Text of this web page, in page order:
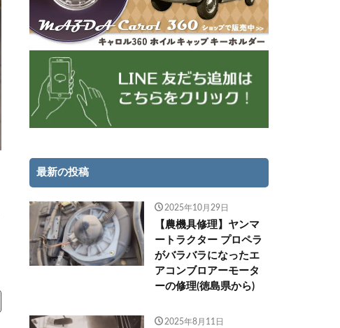
最新の投稿
2025年10月29日
【農機具修理】ヤンマ
ートラクター プロペラ
がバラバラになったエ
アコンブロアーモータ
ーの修理(徳島県から)
2025年8月11日